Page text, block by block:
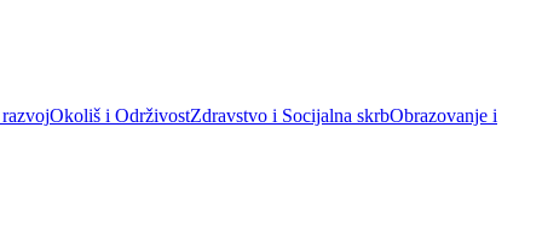
Okoliš i OdrživostZdravstvo i Socijalna skrbObrazovanje i